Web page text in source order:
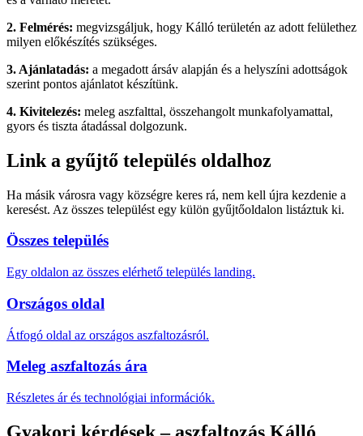
2. Felmérés: megvizsgáljuk, hogy Kálló területén az adott felülethez
milyen előkészítés szükséges.
3. Ajánlatadás: a megadott ársáv alapján és a helyszíni adottságok
szerint pontos ajánlatot készítünk.
4. Kivitelezés: meleg aszfalttal, összehangolt munkafolyamattal,
gyors és tiszta átadással dolgozunk.
Link a gyűjtő település oldalhoz
Ha másik városra vagy községre keres rá, nem kell újra kezdenie a
keresést. Az összes települést egy külön gyűjtőoldalon listáztuk ki.
Összes település
Egy oldalon az összes elérhető település landing.
Országos oldal
Átfogó oldal az országos aszfaltozásról.
Meleg aszfaltozás ára
Részletes ár és technológiai információk.